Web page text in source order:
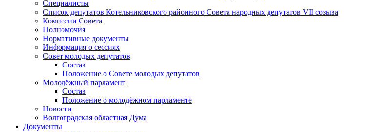
Специалисты
Список депутатов Котельниковского районного Совета народных депутатов VII созыва
Комиссии Совета
Полномочия
Нормативные документы
Информация о сессиях
Совет молодых депутатов
Состав
Положение о Совете молодых депутатов
Молодёжный парламент
Состав
Положение о молодёжном парламенте
Новости
Волгоградская областная Дума
Документы